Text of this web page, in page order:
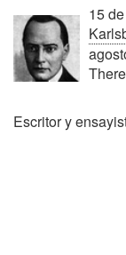
15
Escritor y